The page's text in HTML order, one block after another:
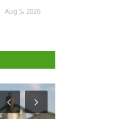
Aug 5, 2026